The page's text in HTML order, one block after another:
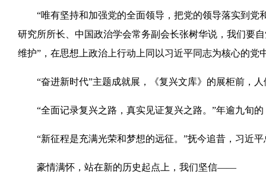
“唯有坚持和加强党的全面领导，把党的领导落实到党
研究所所长、中国政治学会常务副会长张树华说，我们要
维护”，在思想上政治上行动上同以习近平同志为核心的党
“奋进新时代”主题成就展，《复兴文库》的展柜前，人
“全面记录复兴之路，真实见证复兴之路。”年逾九旬的
“新征程是充满光荣和梦想的远征。”抚今追昔，习近平
豪情满怀，站在新的历史起点上，我们坚信——